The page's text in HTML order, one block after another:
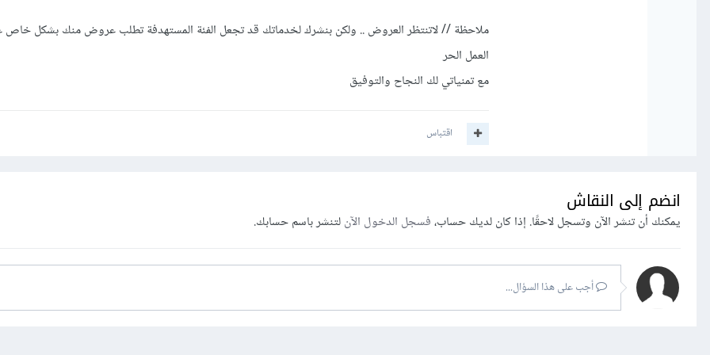
ملاحظة // لاتنتظر العروض .. ولكن بنشرك لخدماتك قد تجعل الفئة المستهدفة تطلب عروض منك بشكل
العمل الحر
مع تمنياتي لك النجاح والتوفيق
اقتباس
انضم إلى النقاش
يمكنك أن تنشر الآن وتسجل لاحقًا. إذا كان لديك حساب،فسجل الدخول الآنلتنشر باسم حسابك.
أجب على هذا السؤال...